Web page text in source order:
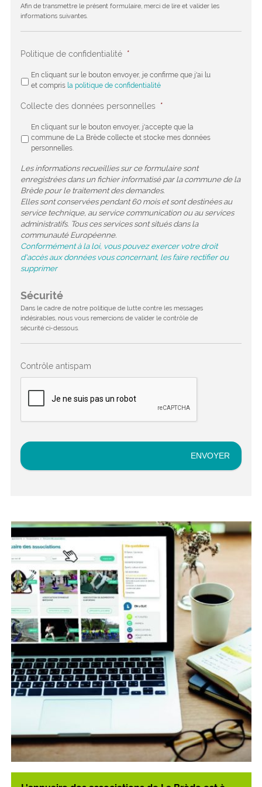
Afin de transmettre le présent formulaire, merci de lire et valider les
informations suivantes.
Politique de confidentialité *
En cliquant sur le bouton envoyer, je confirme que j'ai lu
et compris la politique de confidentialité
Collecte des données personnelles *
En cliquant sur le bouton envoyer, j'accepte que la
commune de La Brède collecte et stocke mes données
personnelles.
Les informations recueillies sur ce formulaire sont
enregistrées dans un fichier informatisé par la commune de la
Brède pour le traitement des demandes.
Elles sont conservées pendant 60 mois et sont destinées au
service technique, au service communication ou au services
administratifs. Tous ces services sont situés dans la
communauté Européenne.
Conformément à la loi, vous pouvez exercer votre droit
d'accès aux données vous concernant, les faire rectifier ou
supprimer
Sécurité
Dans le cadre de notre politique de lutte contre les messages
indésirables, nous vous remercions de valider le contrôle de
sécurité ci-dessous.
Contrôle antispam